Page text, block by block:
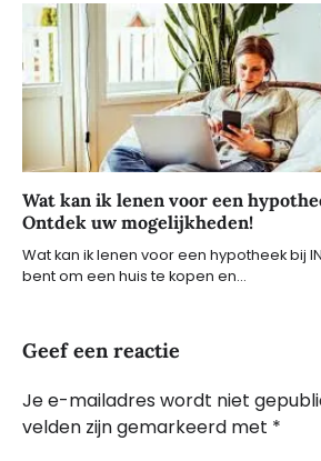
Wat kan ik lenen voor een
Ontdek uw mogelijkheden!
Wat kan ik lenen voor een hypotheek bij
bent om een huis te kopen en…
Geef een reactie
Je e-mailadres wordt niet
velden zijn gemarkeerd met *